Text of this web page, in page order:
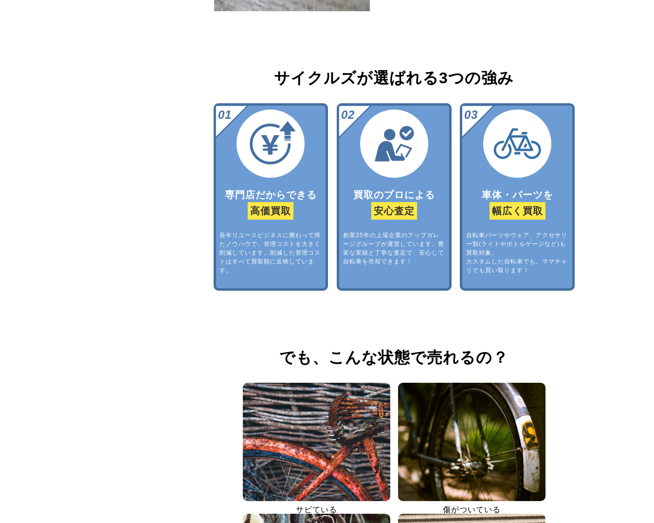
サイクルズが選ばれる3つの強み
専門店だからできる
高価買取
長年リユースビジネスに携わって得
たノウハウで、管理コストを大きく
削減しています。削減した管理コス
トはすべて買取額に反映していま
す。
買取のプロによる
安心査定
創業25年の上場企業のアップガレ
ージグループが運営しています。豊
富な実績と丁寧な査定で、安心して
自転車を売却できます！
車体・パーツを
幅広く買取
自転車パーツやウェア、アクセサリ
ー類(ライトやボトルゲージなど)も
買取対象。
カスタムした自転車でも、ママチャ
リでも買い取ります！
でも、 こんな状態で売れるの？
サビている 傷がついている